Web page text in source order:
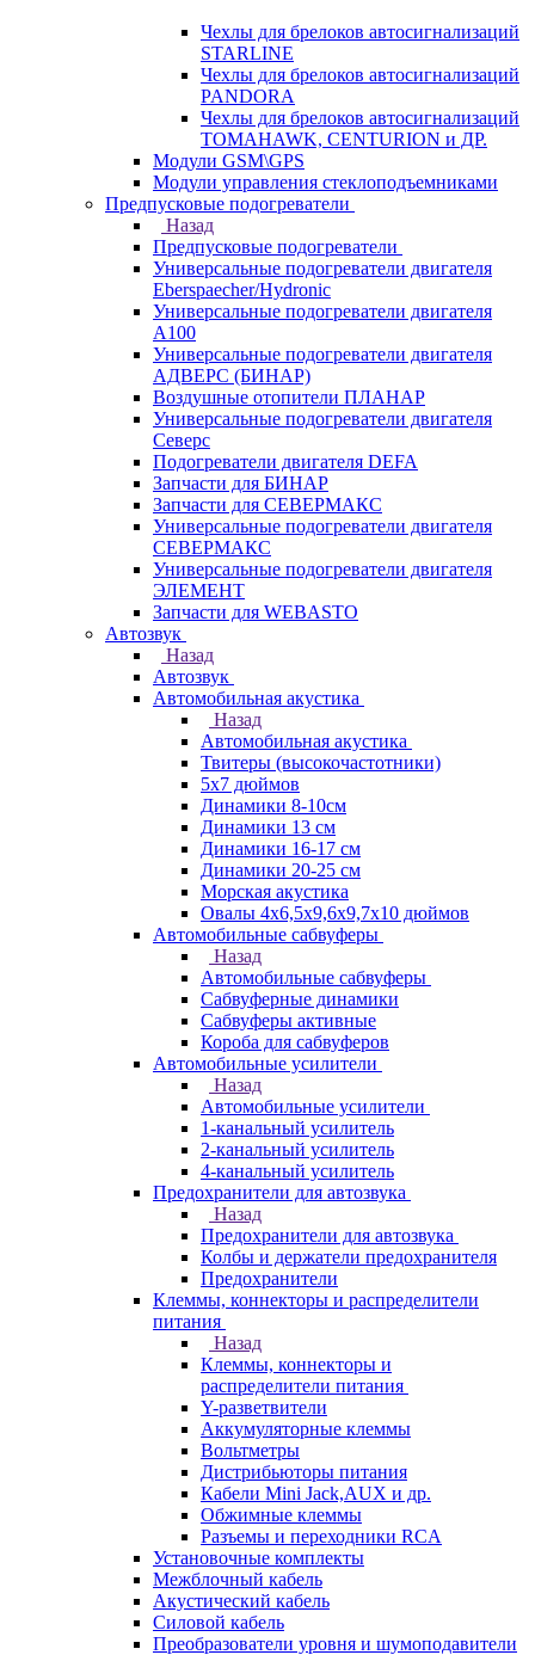
Чехлы для брелоков автосигнализаций
STARLINE
Чехлы для брелоков автосигнализаций
PANDORA
Чехлы для брелоков автосигнализаций
TOMAHAWK, CENTURION и ДР.
Модули GSM\GPS
Модули управления стеклоподъемниками
Предпусковые подогреватели
Назад
Предпусковые подогреватели
Универсальные подогреватели двигателя
Eberspaecher/Hydronic
Универсальные подогреватели двигателя
A100
Универсальные подогреватели двигателя
АДВЕРС (БИНАР)
Воздушные отопители ПЛАНАР
Универсальные подогреватели двигателя
Северс
Подогреватели двигателя DEFA
Запчасти для БИНАР
Запчасти для СЕВЕРМАКС
Универсальные подогреватели двигателя
СЕВЕРМАКС
Универсальные подогреватели двигателя
ЭЛЕМЕНТ
Запчасти для WEBASTO
Автозвук
Назад
Автозвук
Автомобильная акустика
Назад
Автомобильная акустика
Твитеры (высокочастотники)
5x7 дюймов
Динамики 8-10см
Динамики 13 см
Динамики 16-17 см
Динамики 20-25 см
Морская акустика
Овалы 4х6,5х9,6x9,7х10 дюймов
Автомобильные сабвуферы
Назад
Автомобильные сабвуферы
Сабвуферные динамики
Сабвуферы активные
Короба для сабвуферов
Автомобильные усилители
Назад
Автомобильные усилители
1-канальный усилитель
2-канальный усилитель
4-канальный усилитель
Предохранители для автозвука
Назад
Предохранители для автозвука
Колбы и держатели предохранителя
Предохранители
Клеммы, коннекторы и распределители
питания
Назад
Клеммы, коннекторы и
распределители питания
Y-разветвители
Аккумуляторные клеммы
Вольтметры
Дистрибьюторы питания
Кабели Mini Jack,AUX и др.
Обжимные клеммы
Разъемы и переходники RCA
Установочные комплекты
Межблочный кабель
Акустический кабель
Силовой кабель
Преобразователи уровня и шумоподавители